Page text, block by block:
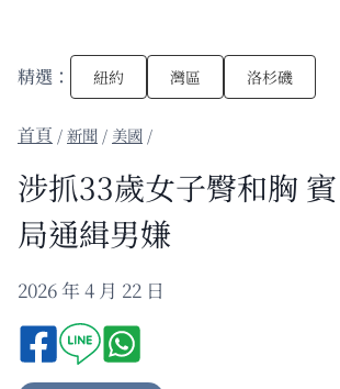
精選： 紐約 灣區 洛杉磯
/新聞 / 美國 /
涉抓33歲女子臀和胸
局通緝男嫌
2026 年 4 月 22 日